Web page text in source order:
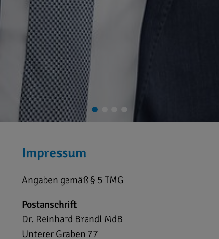
Impressum
Angaben gemäß § 5 TMG
Postanschrift
Dr. Reinhard Brandl MdB
Unterer Graben 77